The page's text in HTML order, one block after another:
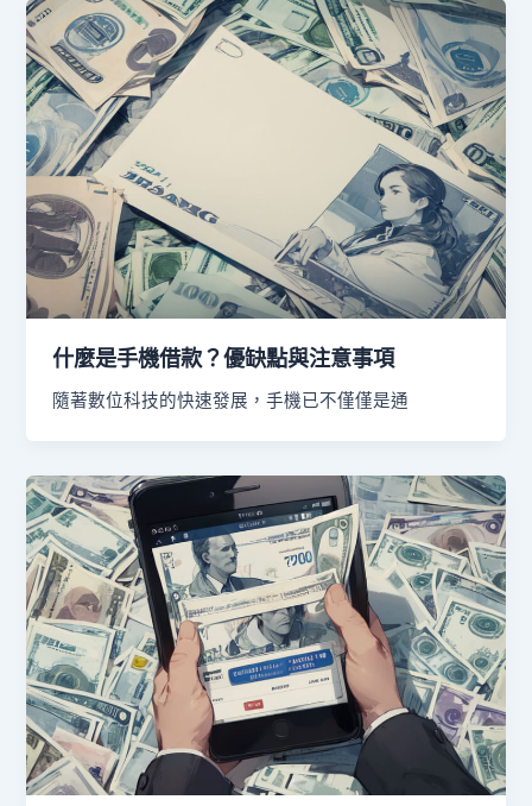
什麼是手機借款？優缺點與注意事項
隨著數位科技的快速發展，手機已不僅僅是通